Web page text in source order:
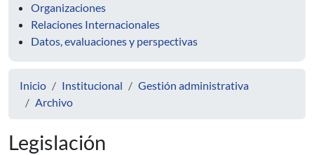
Organizaciones
Relaciones Internacionales
Datos, evaluaciones y perspectivas
Inicio Institucional
Gestión administrativa
Archivo
Legislación